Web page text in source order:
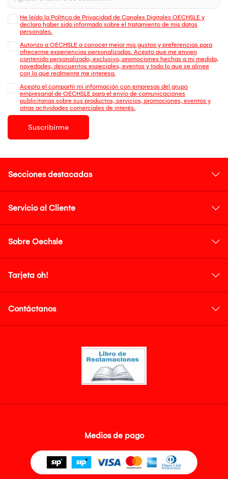
He leído la Política de Privacidad de Canales Digitales OECHSLE y
declaro haber sido informado sobre el tratamiento de mis datos
personales.
Autorizo a OECHSLE a conocer mejor mis gustos y preferencias para
ofrecerme experiencias personalizadas. Acepto que me envien
contenido personalizado, exclusivo, promociones hechas a mi medida,
novedades, descuentos especiales, eventos y todo lo que se alinee
con lo que realmente me interesa.
Acepto el compartir mi información con empresas del grupo
empresarial de OECHSLE para el envío de comunicaciones
publicitarias sobre sus productos, servicios, promociones, eventos y
otras actividades comerciales de interés.
Suscribirme
Secciones destacadas
Servicio al Cliente
Sobre Oechsle
Tarjeta oh!
Contáctanos
Medios de pago